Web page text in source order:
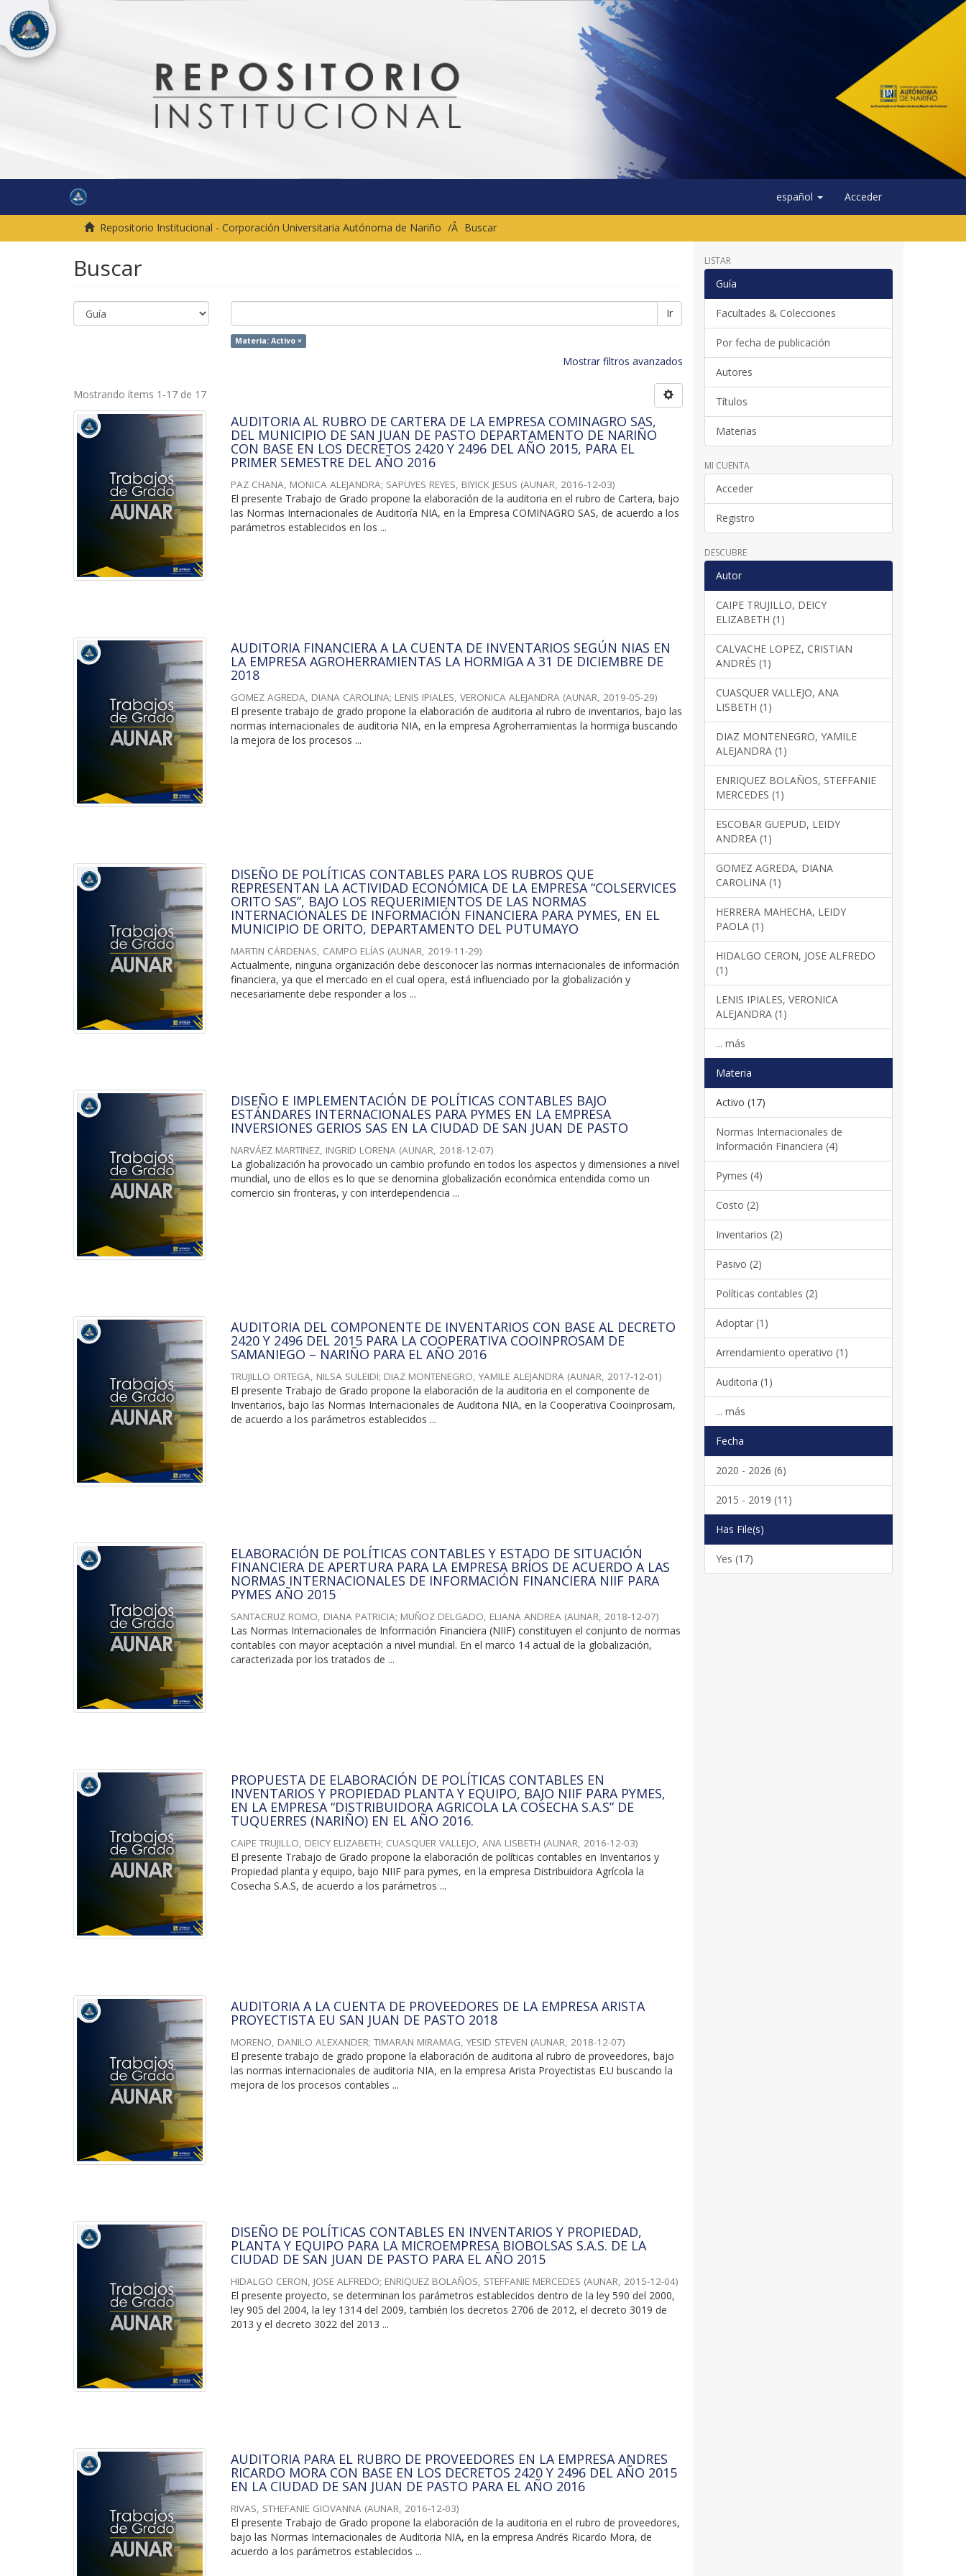
español Acceder
Repositorio Institucional - Corporación Universitaria Autónoma de Nariño Buscar
Buscar
Ir
Materia: Activo ×
Mostrar filtros avanzados
Mostrando ítems 1-17 de 17
AUDITORIA AL RUBRO DE CARTERA DE LA EMPRESA COMINAGRO SAS,
DEL MUNICIPIO DE SAN JUAN DE PASTO DEPARTAMENTO DE NARIÑO
CON BASE EN LOS DECRETOS 2420 Y 2496 DEL AÑO 2015, PARA EL
PRIMER SEMESTRE DEL AÑO 2016
PAZ CHANA, MONICA ALEJANDRA; SAPUYES REYES, BIYICK JESUS (AUNAR, 2016-12-03)
El presente Trabajo de Grado propone la elaboración de la auditoria en el rubro de Cartera, bajo
las Normas Internacionales de Auditoría NIA, en la Empresa COMINAGRO SAS, de acuerdo a los
parámetros establecidos en los ...
AUDITORIA FINANCIERA A LA CUENTA DE INVENTARIOS SEGÚN NIAS EN
LA EMPRESA AGROHERRAMIENTAS LA HORMIGA A 31 DE DICIEMBRE DE
2018
GOMEZ AGREDA, DIANA CAROLINA; LENIS IPIALES, VERONICA ALEJANDRA (AUNAR, 2019-05-29)
El presente trabajo de grado propone la elaboración de auditoria al rubro de inventarios, bajo las
normas internacionales de auditoria NIA, en la empresa Agroherramientas la hormiga buscando
la mejora de los procesos ...
DISEÑO DE POLÍTICAS CONTABLES PARA LOS RUBROS QUE
REPRESENTAN LA ACTIVIDAD ECONÓMICA DE LA EMPRESA “COLSERVICES
ORITO SAS”, BAJO LOS REQUERIMIENTOS DE LAS NORMAS
INTERNACIONALES DE INFORMACIÓN FINANCIERA PARA PYMES, EN EL
MUNICIPIO DE ORITO, DEPARTAMENTO DEL PUTUMAYO
MARTIN CÁRDENAS, CAMPO ELÍAS (AUNAR, 2019-11-29)
Actualmente, ninguna organización debe desconocer las normas internacionales de información
financiera, ya que el mercado en el cual opera, está influenciado por la globalización y
necesariamente debe responder a los ...
DISEÑO E IMPLEMENTACIÓN DE POLÍTICAS CONTABLES BAJO
ESTÁNDARES INTERNACIONALES PARA PYMES EN LA EMPRESA
INVERSIONES GERIOS SAS EN LA CIUDAD DE SAN JUAN DE PASTO
NARVÁEZ MARTINEZ, INGRID LORENA (AUNAR, 2018-12-07)
La globalización ha provocado un cambio profundo en todos los aspectos y dimensiones a nivel
mundial, uno de ellos es lo que se denomina globalización económica entendida como un
comercio sin fronteras, y con interdependencia ...
AUDITORIA DEL COMPONENTE DE INVENTARIOS CON BASE AL DECRETO
2420 Y 2496 DEL 2015 PARA LA COOPERATIVA COOINPROSAM DE
SAMANIEGO – NARIÑO PARA EL AÑO 2016
TRUJILLO ORTEGA, NILSA SULEIDI; DIAZ MONTENEGRO, YAMILE ALEJANDRA (AUNAR, 2017-12-01)
El presente Trabajo de Grado propone la elaboración de la auditoria en el componente de
Inventarios, bajo las Normas Internacionales de Auditoria NIA, en la Cooperativa Cooinprosam,
de acuerdo a los parámetros establecidos ...
ELABORACIÓN DE POLÍTICAS CONTABLES Y ESTADO DE SITUACIÓN
FINANCIERA DE APERTURA PARA LA EMPRESA BRÍOS DE ACUERDO A LAS
NORMAS INTERNACIONALES DE INFORMACIÓN FINANCIERA NIIF PARA
PYMES AÑO 2015
SANTACRUZ ROMO, DIANA PATRICIA; MUÑOZ DELGADO, ELIANA ANDREA (AUNAR, 2018-12-07)
Las Normas Internacionales de Información Financiera (NIIF) constituyen el conjunto de normas
contables con mayor aceptación a nivel mundial. En el marco 14 actual de la globalización,
caracterizada por los tratados de ...
PROPUESTA DE ELABORACIÓN DE POLÍTICAS CONTABLES EN
INVENTARIOS Y PROPIEDAD PLANTA Y EQUIPO, BAJO NIIF PARA PYMES,
EN LA EMPRESA “DISTRIBUIDORA AGRICOLA LA COSECHA S.A.S” DE
TUQUERRES (NARIÑO) EN EL AÑO 2016.
CAIPE TRUJILLO, DEICY ELIZABETH; CUASQUER VALLEJO, ANA LISBETH (AUNAR 2016-12-03)
El presente Trabajo de Grado propone la elaboración de políticas contables en Inventarios y
Propiedad planta y equipo, bajo NIIF para pymes, en la empresa Distribuidora Agrícola la
Cosecha S.A.S, de acuerdo a los parámetros ...
AUDITORIA A LA CUENTA DE PROVEEDORES DE LA EMPRESA ARISTA
PROYECTISTA EU SAN JUAN DE PASTO 2018
MORENO, DANILO ALEXANDER;TIMARAN MIRAMAG, YESID STEVEN (AUNAR 2018-12-07)
El presente trabajo de grado propone la elaboración de auditoria al rubro de proveedores, bajo
las normas internacionales de auditoria NIA, en la empresa Arista Proyectistas E.U buscando la
mejora de los procesos contables ...
DISEÑO DE POLÍTICAS CONTABLES EN INVENTARIOS Y PROPIEDAD,
PLANTA Y EQUIPO PARA LA MICROEMPRESA BIOBOLSAS S.A.S. DE LA
CIUDAD DE SAN JUAN DE PASTO PARA EL AÑO 2015
HIDALGO CERON, JOSE ALFREDO; ENRIQUEZ BOLAÑOS, STEFFANIE MERCEDES (AUNAR, 2015-12-04)
El presente proyecto, se determinan los parámetros establecidos dentro de la ley 590 del 2000,
ley 905 del 2004, la ley 1314 del 2009, también los decretos 2706 de 2012, el decreto 3019 de
2013 y el decreto 3022 del 2013 ...
AUDITORIA PARA EL RUBRO DE PROVEEDORES EN LA EMPRESA ANDRES
RICARDO MORA CON BASE EN LOS DECRETOS 2420 Y 2496 DEL AÑO 2015
EN LA CIUDAD DE SAN JUAN DE PASTO PARA EL AÑO 2016
RIVAS, STHEFANIE GIOVANNA (AUNAR 2016-12-03)
El presente Trabajo de Grado propone la elaboración de la auditoria en el rubro de proveedores,
bajo las Normas Internacionales de Auditoria NIA, en la empresa Andrés Ricardo Mora, de
acuerdo a los parámetros establecidos ...
LISTAR
Guía
Facultades & Colecciones
Por fecha de publicación
Autores
Títulos
Materias
MI CUENTA
Acceder
Registro
DESCUBRE
Autor
CAIPE TRUJILLO, DEICY
ELIZABETH (1)
CALVACHE LOPEZ, CRISTIAN
ANDRÉS (1)
CUASQUER VALLEJO, ANA
LISBETH (1)
DIAZ MONTENEGRO, YAMILE
ALEJANDRA (1)
ENRIQUEZ BOLAÑOS, STEFFANIE
MERCEDES (1)
ESCOBAR GUEPUD, LEIDY
ANDREA (1)
GOMEZ AGREDA, DIANA
CAROLINA (1)
HERRERA MAHECHA, LEIDY
PAOLA (1)
HIDALGO CERON, JOSE ALFREDO
(1)
LENIS IPIALES, VERONICA
ALEJANDRA (1)
... más
Materia
Activo (17)
Normas Internacionales de
Información Financiera (4)
Pymes (4)
Costo (2)
Inventarios (2)
Pasivo (2)
Políticas contables (2)
Adoptar (1)
Arrendamiento operativo (1)
Auditoria (1)
... más
Fecha
2020 - 2026 (6)
2015 - 2019 (11)
Has File(s)
Yes (17)